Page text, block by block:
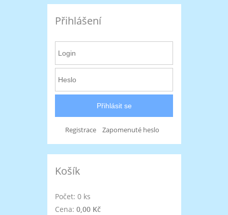
Přihlášení
Registrace Zapomenuté heslo
Košík
Počet: 0 ks
Cena: 0,00 Kč